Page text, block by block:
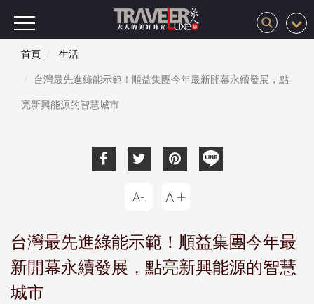
首頁
生活
台灣最先進綠能示範！順益集團今年最新開幕永續發展，點
亮新興能源的智慧城市
台灣最先進綠能示範！順益集團今年最
新開幕永續發展，點亮新興能源的智慧
城市